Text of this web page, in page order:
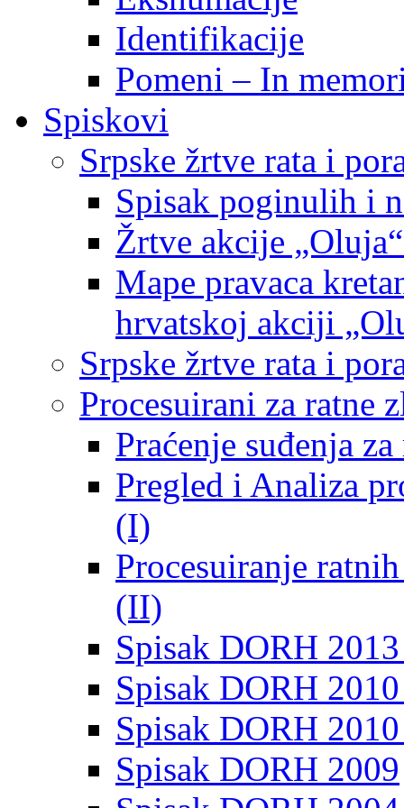
Identifikacije
Pomeni – In
Spiskovi
Srpske žrtve rata i
Spisak poginulih i
Žrtve akcije
Mape pravaca
hrvatskoj akciji
Srpske žrtve rata i
Procesuirani za ratne
Praćenje suđenja
Pregled i Analiza
(I)
Procesuiranje
(II)
Spisak DORH
Spisak DORH
Spisak DORH
Spisak DORH 2009